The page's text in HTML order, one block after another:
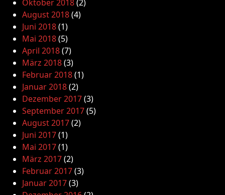
Oktober 2018(2)
August 2018(4)
Juni 2018(1)
Mai 2018(5)
April 2018(7)
März 2018(3)
Februar 2018(1)
Januar 2018(2)
Dezember 2017(3)
September 2017(5)
August 2017(2)
Juni 2017(1)
Mai 2017(1)
März 2017(2)
Februar 2017(3)
Januar 2017(3)